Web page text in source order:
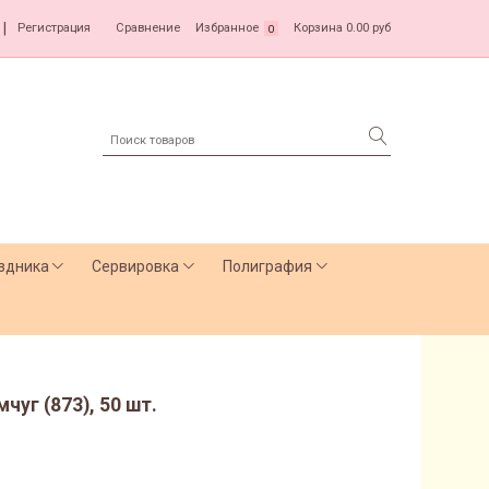
Регистрация Сравнение Избранное 0 Корзина 0.00 руб
Сервировка Полиграфия
(873), 50 шт.